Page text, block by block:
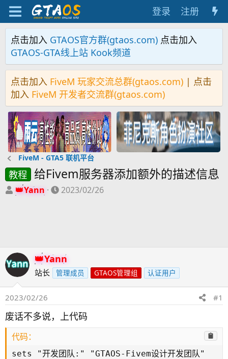
登录 注册
点击加入 GTAOS官方群(gtaos.com) 点击加入
GTAOS-GTA线上站 Kook频道
点击加入 FiveM 玩家交流总群(gtaos.com) | 点击
加入 FiveM 开发者交流群(gtaos.com)
FiveM - GTA5 联机平台
教程 给Fivem服务器添加额外的描述信息
主Yann
开
2023/02/26
Yann
站长 管理成员 GTAOS管理组 认证用户
2023/02/26 #1
废话不多说，上代码
代码：
sets "开发团队:" "GTAOS-Fivem设计开发团队"